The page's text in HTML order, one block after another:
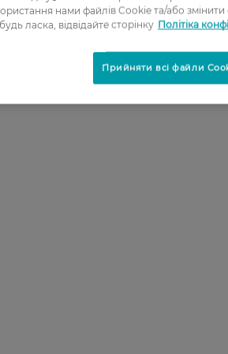
нами файлів Cookie та/або
ласка, відвідайте сторінку Політіка
Прийняти всі файли